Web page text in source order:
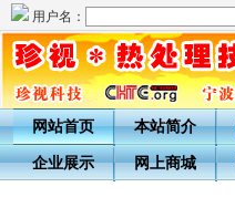
用户名：
网站首页 本站简介
企业展示 网上商城